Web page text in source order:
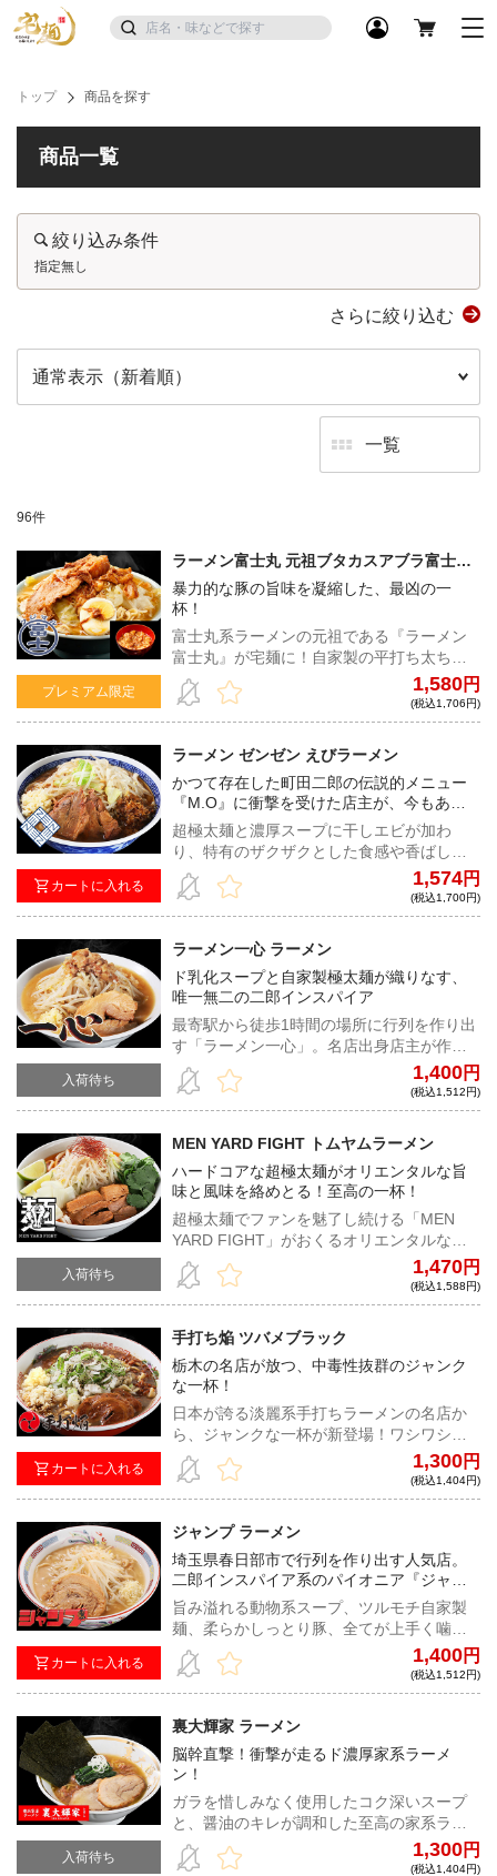
トップ 商品を探す
商品一覧
絞り込み条件
指定無し
さらに絞り込む
96件
プレミアム限定
ラーメン富士丸 元祖ブタカスアブラ富士丸
（カラメ付き）【富士丸倶楽部限定】
暴力的な豚の旨味を凝縮した、最凶の一
杯！
富士丸系ラーメンの元祖である『ラーメン
富士丸』が宅麺に！自家製の平打ち太ちぢ
れ麺は、1日寝かせたゴワゴワ系の麺と当日
作った小麦の香りの強い麺をブレンド。野
菜の甘みや豚の旨味が驚くほど凝縮された
る！
1,580円
(税込1,706円)
カートに入れる
ラーメン ゼンゼン えびラーメン
かつて存在した町田二郎の伝説的メニュー
『M.O』に衝撃を受けた店主が、今もあの
味を追い求めながら作る一杯！
超極太麺と濃厚スープに干しエビが加わ
り、特有のザクザクとした食感や香ばしい
風味で更に旨みがブーストされた、『ラー
メン ゼンゼン』の人気メニュー！
1,574円
(税込1,700円)
入荷待ち
ラーメン一心 ラーメン
ド乳化スープと自家製極太麺が織りなす、
唯一無二の二郎インスパイア
最寄駅から徒歩1時間の場所に行列を作り出
す「ラーメン一心」。名店出身店主が作る
唯一無二のラーメンは、全国でもトップレ
ベルの実力と人気を誇る。
1,400円
(税込1,512円)
入荷待ち
MEN YARD FIGHT トムヤムラーメン
ハードコアな超極太麺がオリエンタルな旨
味と風味を絡めとる！至高の一杯！
超極太麺でファンを魅了し続ける「MEN
YARD FIGHT」がおくるオリエンタルな限
定ラーメン！アジアの息吹とハードコアな
食べ応えが凝縮された魅惑の一杯がここ
に！！
1,470円
(税込1,588円)
カートに入れる
手打ち焔 ツバメブラック
栃木の名店が放つ、中毒性抜群のジャンク
な一杯！
日本が誇る淡麗系手打ちラーメンの名店か
ら、ジャンクな一杯が新登場！ワシワシ極
太自家製麺とパンチ力、破壊力抜群のスー
プが究極の中毒性を放つ！
1,300円
(税込1,404円)
カートに入れる
ジャンプ ラーメン
埼玉県春日部市で行列を作り出す人気店。
二郎インスパイア系のパイオニア『ジャン
プ』が宅麺降臨！！
旨み溢れる動物系スープ、ツルモチ自家製
麺、柔らかしっとり豚、全てが上手く噛み
合ったバランス抜群の超ハイレベルな二郎
系インスパイア！
1,400円
(税込1,512円)
入荷待ち
裏大輝家 ラーメン
脳幹直撃！衝撃が走るド濃厚家系ラーメ
ン！
ガラを惜しみなく使用したコク深いスープ
と、醤油のキレが調和した至高の家系ラー
メン。食べ手を圧倒する衝撃的な逸品が鮮
烈デビュー。
1,300円
(税込1,404円)